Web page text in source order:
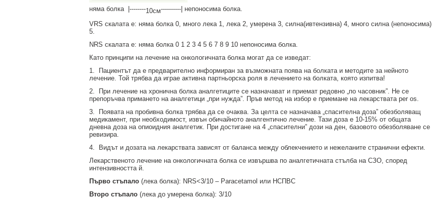
няма болка|--------10см----------| непоносима болка.
VRS скалата е: няма болка 0, много лека 1, лека 2, умерена 3, силна(ивтензивна) 4, много силна (непоносима)
5.
NRS скалата е: няма болка 0 1 2 3 4 5 6 7 8 9 10 непоносима болка.
Като принципи на лечение на онкологичната болка могат да се изведат:
1.
Пациентът да е предварително информиран за възможната поява на болката и методите за нейното
лечение. Той трябва да играе активна партньорска роля в лечението на болката, която изпитва!
2.
При лечение на хронична болка аналгетиците се назначават и приемат редовно „по часовник”. Не се
препоръчва примането на аналгетици „при нужда”. Пръв метод на избор е приемане на лекарствата per os.
3.
Появата на пробивна болка трябва да се очаква. За целта се назначава „спасителна доза” обезболяващ
медикамент, при необходимост, извън обичайното аналгентично лечение. Тази доза е 10-15% от общата
дневна доза на опиоидния аналгетик. При достигане на 4 „спасителни” дози на ден, базовото обезболяване се
ревизира.
4.
Видът и дозата на лекарствата зависят от баланса между облекчението и нежеланите странични ефекти.
Лекарственото лечение на онкологичната болка се извършва по аналгетичната стълба на СЗО, според
интензивността й.
Първо стъпало (лека болка): NRS<3/10 – Paracetamol или НСПВС
Второ стъпало (лека до умерена болка): 3/10